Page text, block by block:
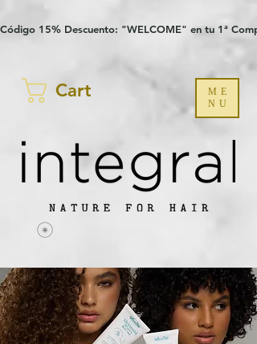
Código 15% Descuento: "WELCOME" en tu 1ª
Cart
ME
NU